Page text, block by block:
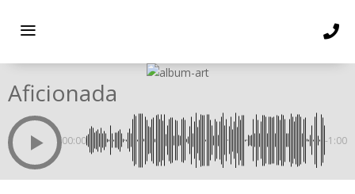
Aficionada
00:00 -1:00